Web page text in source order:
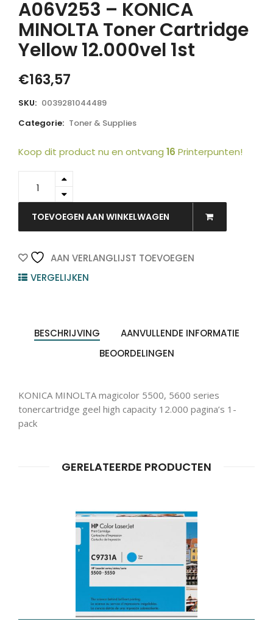
A06V253 – KONICA
MINOLTA Toner Cartridge
Yellow 12.000vel 1st
€163,57
SKU: 0039281044489
Categorie: Toner & Supplies
Koop dit product nu en ontvang 16 Printerpunten!
KONICA
MINOLTA
Toner
Yellow
12.000vel
1st
TOEVOEGEN AAN WINKELWAGEN
AAN VERLANGLIJST TOEVOEGEN
VERGELIJKEN
BESCHRIJVING
AANVULLENDE INFORMATIE
BEOORDELINGEN
KONICA MINOLTA magicolor 5500, 5600 series
tonercartridge geel high capacity 12.000 pagina’s 1-
pack
GERELATEERDE PRODUCTEN
Producten